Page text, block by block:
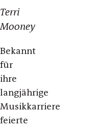
Terri
Mooney
Bekannt
für
ihre
langjährige
Musikkarriere
feierte